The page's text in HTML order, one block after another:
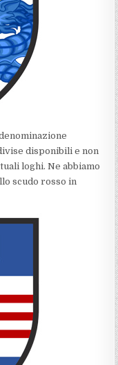
disponibili e non
loghi. Ne abbiamo
scudo rosso in